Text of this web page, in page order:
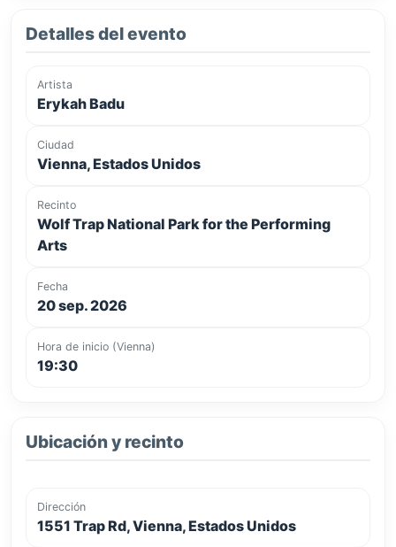
Detalles del evento
Artista
Erykah Badu
Ciudad
Vienna, Estados Unidos
Recinto
Wolf Trap National Park for the Performing
Arts
Fecha
20 sep. 2026
Hora de inicio (Vienna)
19:30
Ubicación y recinto
Dirección
1551 Trap Rd, Vienna, Estados Unidos